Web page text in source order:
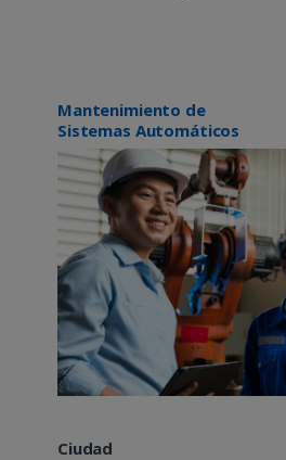
Mantenimiento de
Sistemas Automáticos
Ciudad